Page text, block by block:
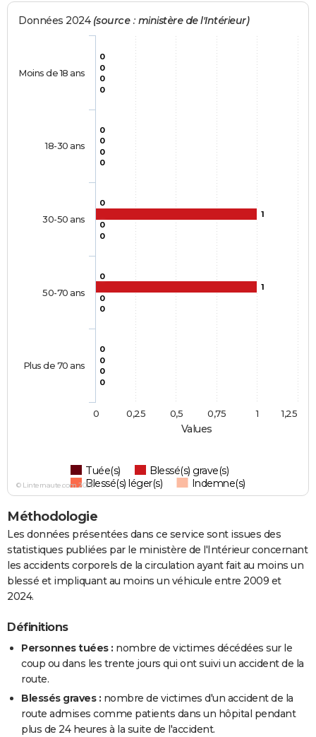
Values
Données 2024 (source : ministère de l'Intérieur)
0
0
0
0
0
0
0
1
1
0
0
0
0
0
0
0
0
0
0
0
Tuée(s)
Blessé(s) grave(s)
Blessé(s) léger(s)
Indemne(s)
Moins de 18 ans
18-30 ans
30-50 ans
50-70 ans
Plus de 70 ans
0 1
0,25 0,5 0,75 1,25
© Linternaute.com 2026
Méthodologie
Les données présentées dans ce service sont issues des
statistiques publiées par le ministère de l'Intérieur concernant
les accidents corporels de la circulation ayant fait au moins un
blessé et impliquant au moins un véhicule entre 2009 et
2024.
Définitions
Personnes tuées : nombre de victimes décédées sur le
coup ou dans les trente jours qui ont suivi un accident de la
route.
Blessés graves : nombre de victimes d'un accident de la
route admises comme patients dans un hôpital pendant
plus de 24 heures à la suite de l'accident.